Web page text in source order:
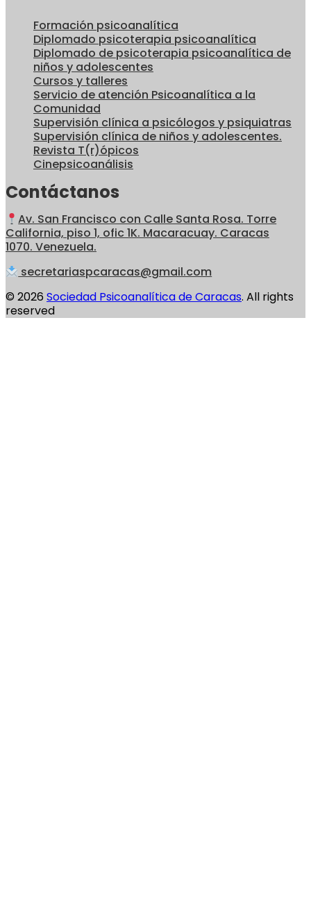
Formación psicoanalítica
Diplomado psicoterapia psicoanalítica
Diplomado de psicoterapia psicoanalítica de
niños y adolescentes
Cursos y talleres
Servicio de atención Psicoanalítica a la
Comunidad
Supervisión clínica a psicólogos y psiquiatras
Supervisión clínica de niños y adolescentes.
Revista T(r)ópicos
Cinepsicoanálisis
Contáctanos
Av. San Francisco con Calle Santa Rosa. Torre
California, piso 1, ofic 1K. Macaracuay. Caracas
1070. Venezuela.
secretariaspcaracas@gmail.com
© 2026 Sociedad Psicoanalítica de Caracas. All rights
reserved